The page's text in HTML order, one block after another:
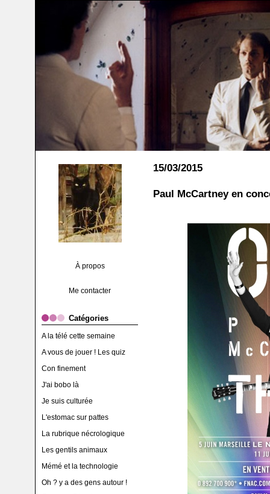
À propos
Me contacter
Catégories
A la télé cette semaine
A vous de jouer ! Les quiz
Con finement
J'ai bobo là
Je suis culturée
L'estomac sur pattes
La rubrique nécrologique
Les gentils animaux
Mémé et la technologie
Oh ? y a des gens autour !
15/03/2015
Paul McCartney en